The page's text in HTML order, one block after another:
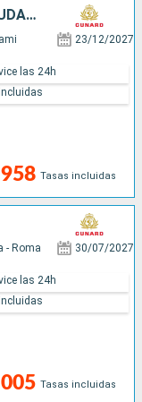
ESTADOS UNIDOS, ANTIGUA Y BARBUDA, SAN VINCENT Y LAS GRANADINAS, BARBADOS, SANTA LUCIA, SAN MARTÍN
23/12/2027
Tasas incluidas
las 24h
- Roma 30/07/2027
Tasas incluidas
las 24h